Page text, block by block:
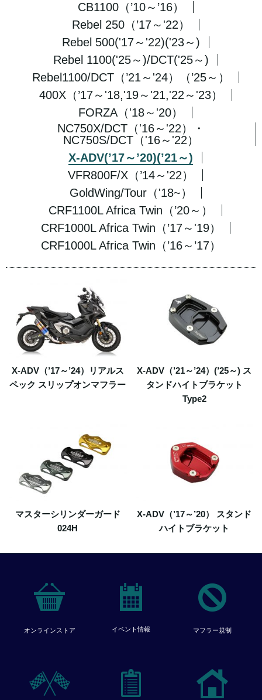
CB1100（’10～’16）
Rebel 250（’17～'22）
Rebel 500('17～'22)('23～)
Rebel 1100('25～)/DCT('25～)
Rebel1100/DCT（’21～'24）（’25～）
400X（’17～'18,'19～'21,'22～'23）
FORZA（'18～'20）
NC750X/DCT（'16～'22）・
NC750S/DCT（'16～'22）
X-ADV(’17～’20)(’21～)
VFR800F/X（’14～'22）
GoldWing/Tour（'18~）
CRF1100L Africa Twin（’20～）
CRF1000L Africa Twin（’17～'19）
CRF1000L Africa Twin（’16～’17）
X-ADV（’17～’24）リアルス
ペック スリップオンマフラー
X-ADV（’21～’24）(’25～) ス
タンドハイトブラケット
Type2
マスターシリンダーガード
024H
X-ADV（’17～’20） スタンド
ハイトブラケット
オンラインストア イベント情報 マフラー規制